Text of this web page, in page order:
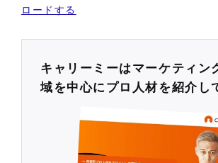
ロードする
キャリーミーはマーケティン
域を中心にプロ人材を紹介し